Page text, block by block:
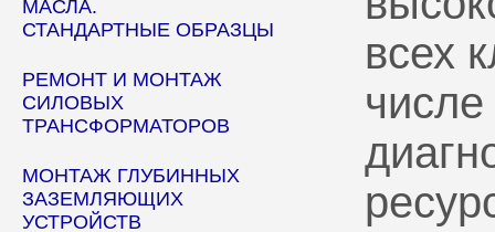
МАСЛА.
СТАНДАРТНЫЕ ОБРАЗЦЫ
РЕМОНТ И МОНТАЖ
СИЛОВЫХ
ТРАНСФОРМАТОРОВ
МОНТАЖ ГЛУБИННЫХ
ЗАЗЕМЛЯЮЩИХ
УСТРОЙСТВ
всех